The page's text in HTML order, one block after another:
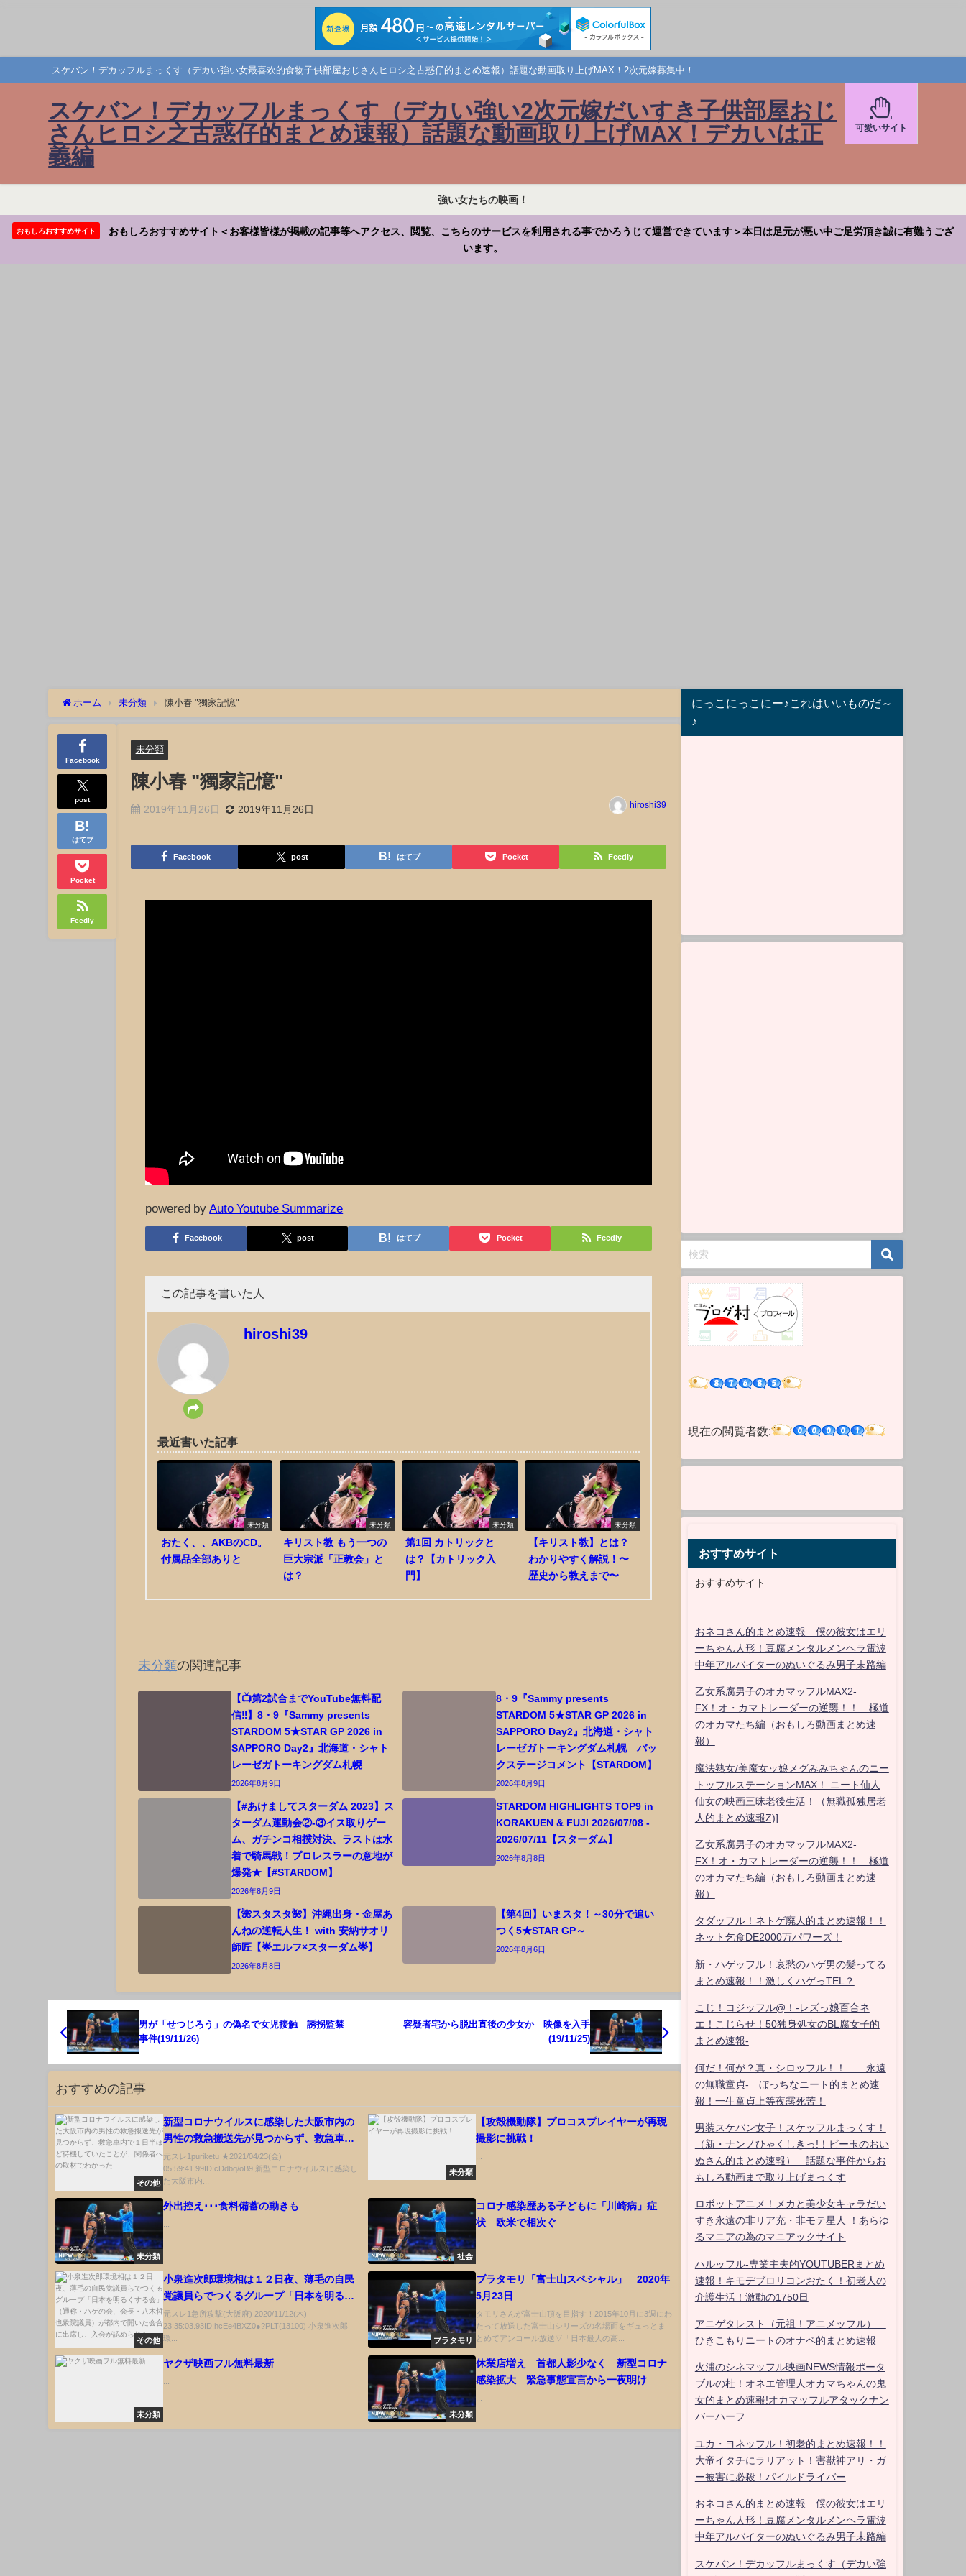
スケバン！デカッフルまっくす（デカい強い女最喜欢的食物子供部屋おじさんヒロシ之古惑仔的まとめ速報）話題な動画取り上げMAX！2次元嫁募集中！
スケバン！デカッフルまっくす（デカい強い2次元嫁だいすき子供部屋おじ
さんヒロシ之古惑仔的まとめ速報）話題な動画取り上げMAX！デカいは正
義編
可愛いサイト
強い女たちの映画！
おもしろおすすめサイト
おもしろおすすめサイト＜お客様皆様が掲載の記事等へアクセス、閲覧、こちらのサービスを利用される事でかろうじて運営できています＞本日は足元が悪い中ご足労頂き誠に有難うござ
います。
ホーム 未分類 陳小春 "獨家記憶"
Facebook
post
はてブ
Pocket
Feedly
未分類
陳小春 "獨家記憶"
2019年11月26日 2019年11月26日 hiroshi39
Facebook post はてブ Pocket Feedly
powered by Auto Youtube Summarize
Facebook post はてブ Pocket Feedly
この記事を書いた人
hiroshi39
最近書いた記事
未分類
おたく、、AKBのCD。
付属品全部ありと
未分類
キリスト教 もう一つの
巨大宗派「正教会」と
は？
未分類
第1回 カトリックと
は？【カトリック入
門】
未分類
【キリスト教】とは？
わかりやすく解説！〜
歴史から教えまで〜
未分類の関連記事
【📺第2試合までYouTube無料配
信‼️】8・9『Sammy presents
STARDOM 5★STAR GP 2026 in
SAPPORO Day2』北海道・シャト
レーゼガトーキングダム札幌
2026年8月9日
8・9『Sammy presents
STARDOM 5★STAR GP 2026 in
SAPPORO Day2』北海道・シャト
レーゼガトーキングダム札幌 バッ
クステージコメント【STARDOM】
2026年8月9日
【#あけましてスターダム 2023】ス
ターダム運動会②-③イス取りゲー
ム、ガチンコ相撲対決、ラストは水
着で騎馬戦！プロレスラーの意地が
爆発★【#STARDOM】
2026年8月9日
STARDOM HIGHLIGHTS TOP9 in
KORAKUEN & FUJI 2026/07/08 -
2026/07/11【スターダム】
2026年8月8日
【🌺スタスタ🌺】沖縄出身・金屋あ
んねの逆転人生！ with 安納サオリ
師匠【🌟エルフ×スターダム🌟】
2026年8月8日
【第4回】いまスタ！～30分で追い
つく5★STAR GP～
2026年8月6日
男が「せつじろう」の偽名で女児接触 誘拐監禁
事件(19/11/26)
容疑者宅から脱出直後の少女か 映像を入手
(19/11/25)
おすすめの記事
その他
新型コロナウイルスに感染した大阪市内の
男性の救急搬送先が見つからず、救急車内
で１日半ほど待機していたことが、関係者
への取材でわかった
元スレ1puriketu ★2021/04/23(金)
05:59:41.99ID:cDdbq/oB9 新型コロナウイルスに感染し
た大阪市内...
未分類
【攻殻機動隊】プロコスプレイヤーが再現
撮影に挑戦！
未分類
外出控え･･･食料備蓄の動きも
社会
コロナ感染歴ある子どもに「川崎病」症
状 欧米で相次ぐ
その他
小泉進次郎環境相は１２日夜、薄毛の自民
党議員らでつくるグループ「日本を明るく
する会」（通称・ハゲの会、会長・八木哲
也衆院議員）が都内で開いた会合に出席
元スレ1急所攻撃(大阪府) 2020/11/12(木)
23:35:03.93ID:hcEe4BXZ0●?PLT(13100) 小泉進次郎
環...
ブラタモリ
ブラタモリ「富士山スペシャル」 2020年
5月23日
タモリさんが富士山頂を目指す！2015年10月に3週にわ
たって放送した富士山シリーズの名場面をギュっとま
とめてアンコール放送▽「日本最大の高...
未分類
ヤクザ映画フル無料最新
...
未分類
休業店増え 首都人影少なく 新型コロナ
感染拡大 緊急事態宣言から一夜明け
...
にっこにっこにー♪これはいいものだ～
♪
現在の閲覧者数:
おすすめサイト
おすすめサイト
おネコさん的まとめ速報 僕の彼女はエリ
ーちゃん人形！豆腐メンタルメンヘラ電波
中年アルバイターのぬいぐるみ男子末路編
乙女系腐男子のオカマッフルMAX2-
FX！オ・カマトレーダーの逆襲！！ 極道
のオカマたち編（おもしろ動画まとめ速
報）
魔法熟女/美魔女ッ娘メグみみちゃんのニー
トッフルステーションMAX！ ニート仙人
仙女の映画三昧老後生活！（無職孤独居老
人的まとめ速報Z)]
乙女系腐男子のオカマッフルMAX2-
FX！オ・カマトレーダーの逆襲！！ 極道
のオカマたち編（おもしろ動画まとめ速
報）
タダッフル！ネトゲ廃人的まとめ速報！！
ネット乞食DE2000万パワーズ！
新・ハゲッフル！哀愁のハゲ男の髪ってる
まとめ速報！！激しくハゲっTEL？
こじ！コジッフル@！-レズっ娘百合ネ
エ！こじらせ！50独身処女のBL腐女子的
まとめ速報-
何だ！何が？真・シロッフル！！ 永遠
の無職童貞- ぼっちなニート的まとめ速
報！一生童貞上等夜露死苦！
男装スケバン女子！スケッフルまっくす！
（新・ナンノひゃくしきっ!！ビー玉のおい
ぬさん的まとめ速報） 話題な事件からお
もしろ動画まで取り上げまっくす
ロボットアニメ！メカと美少女キャラだい
すき永遠の非リア充・非モテ星人 ！あらゆ
るマニアの為のマニアックサイト
ハルッフル-専業主夫的YOUTUBERまとめ
速報！キモデブロリコンおたく！初老人の
介護生活！激動の1750日
アニゲタレスト（元祖！アニメッフル）
ひきこもりニートのオナベ的まとめ速報
火浦のシネマッフル映画NEWS情報ポータ
ブルの杜！オネエ管理人オカマちゃんの鬼
女的まとめ速報!オカマッフルアタックナン
バーハーフ
ユカ・ヨネッフル！初老的まとめ速報！！
大帝イタチにラリアット！害獣神アリ・ガ
ー被害に必殺！パイルドライバー
おネコさん的まとめ速報 僕の彼女はエリ
ーちゃん人形！豆腐メンタルメンヘラ電波
中年アルバイターのぬいぐるみ男子末路編
スケバン！デカッフルまっくす（デカい強